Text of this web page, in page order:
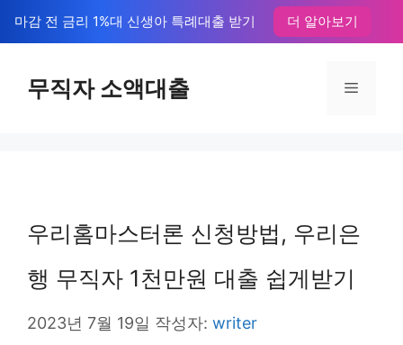
텐
마감 전 금리 1%대 신생아 특례대출 받기 더 알아보기
무직자 소액대출 메
우리홈마스터론 신청방법, 우리은
행 무직자 1천만원 대출 쉽게받기
2023년 7월 19일 작성자: writer